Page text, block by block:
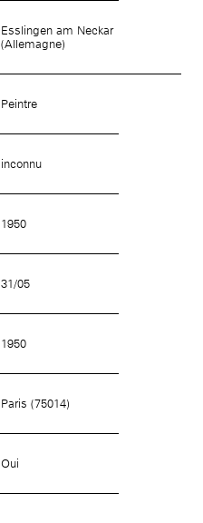
Esslingen am Neckar
(Allemagne)
Peintre
inconnu
1950
31/05
1950
Paris (75014)
Oui